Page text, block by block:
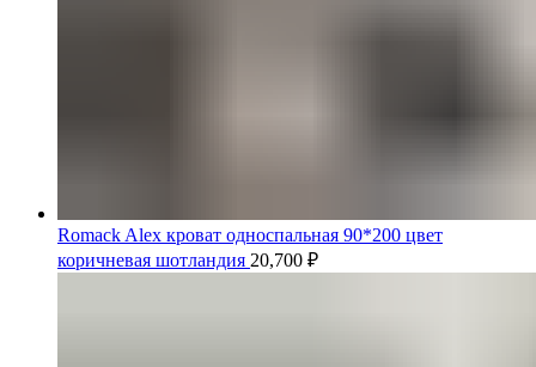
Romack Alex кроват односпальная 90*200 цвет
коричневая шотландия 20,700 ₽